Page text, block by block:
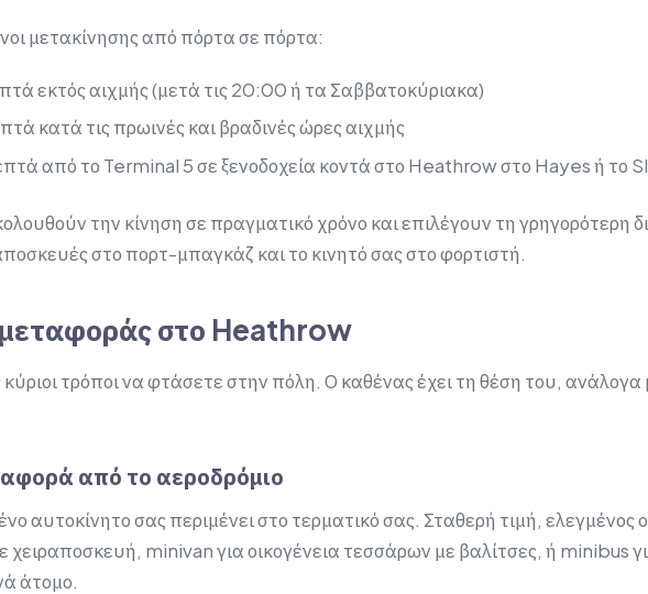
μετακίνησης από πόρτα σε πόρτα:
εκτός αιχμής (μετά τις 20:00 ή τα Σαββατοκύριακα)
κατά τις πρωινές και βραδινές ώρες αιχμής
από το Terminal 5 σε ξενοδοχεία κοντά στο Heathrow στο Hayes ή το
την κίνηση σε πραγματικό χρόνο και επιλέγουν τη γρηγορότερη
στο πορτ-μπαγκάζ και το κινητό σας στο φορτιστή.
στο Heathrow
τρόποι να φτάσετε στην πόλη. Ο καθένας έχει τη θέση του,
από το αεροδρόμιο
αυτοκίνητο σας περιμένει στο τερματικό σας. Σταθερή τιμή,
χειραποσκευή, minivan για οικογένεια τεσσάρων με βαλίτσες, ή minibus
άτομο.